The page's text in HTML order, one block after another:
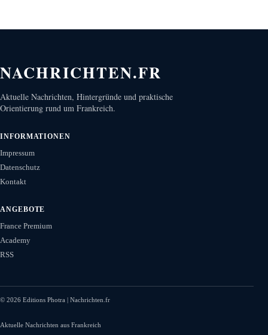
NACHRICHTEN.FR
Aktuelle Nachrichten, Hintergründe und praktische
Orientierung rund um Frankreich.
INFORMATIONEN
Impressum
Datenschutz
Kontakt
ANGEBOTE
France Premium
Academy
RSS
© 2026 Editions Photra | Nachrichten.fr
Aktuelle Nachrichten aus Frankreich